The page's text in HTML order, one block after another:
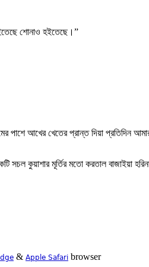
শোনাও হইতেছে।”
পাশে আখের খেতের প্রান্ত দিয়া প্রতিদিন
সচল কুয়াশার মূর্তির মতো করতাল বাজাইয়া
& Apple Safari browser